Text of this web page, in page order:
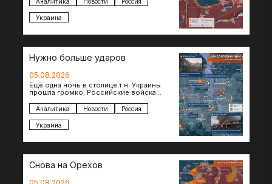
ожесточенные бои за окраины…
Украина
Нужно больше ударов
05.08.2026
Ещё одна ночь в столице т.н. Украины
прошла громко. Российские войска
объекты и предприятия в Киеве и
окрестностях….
Аналитика Новости Россия
Украина
Снова на Орехов